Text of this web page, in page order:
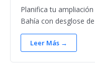
Planifica tu
Bahía con desglose
Leer Más →